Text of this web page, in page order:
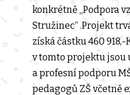
konkrétně „Podpora
Stružinec“ .Projekt
získá částku 460
v tomto projektu jsou
a profesní podporu
pedagogů ZŠ včetně